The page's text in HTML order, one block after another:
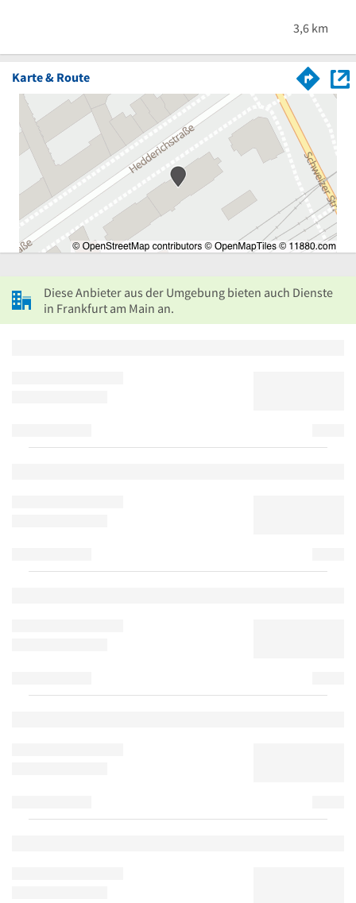
3,6 km
Karte & Route
Diese Anbieter aus der Umgebung bieten auch Dienste
in Frankfurt am Main an.